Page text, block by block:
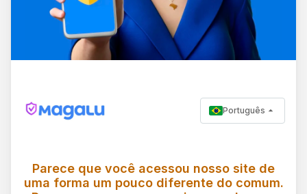
Português
Parece que você acessou nosso site de
uma forma um pouco diferente do comum.